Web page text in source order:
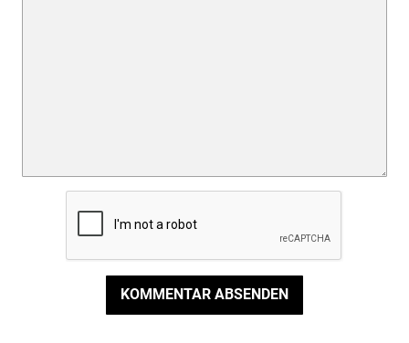
KOMMENTAR ABSENDEN